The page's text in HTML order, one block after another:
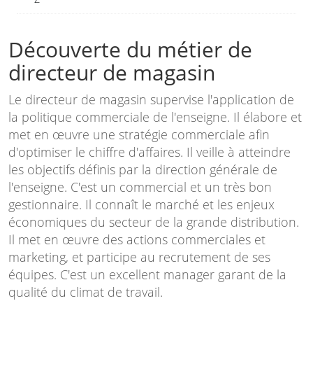
Découverte du métier de
directeur de magasin
Le directeur de magasin supervise l'application de
la politique commerciale de l'enseigne. Il élabore et
met en œuvre une stratégie commerciale afin
d'optimiser le chiffre d'affaires. Il veille à atteindre
les objectifs définis par la direction générale de
l'enseigne. C'est un commercial et un très bon
gestionnaire. Il connaît le marché et les enjeux
économiques du secteur de la grande distribution.
Il met en œuvre des actions commerciales et
marketing, et participe au recrutement de ses
équipes. C'est un excellent manager garant de la
qualité du climat de travail.